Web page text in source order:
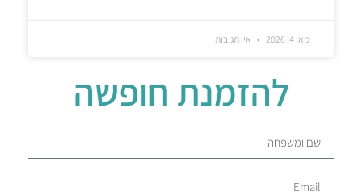
מאי 4, 2026 אין תגובות
להזמנת חופשה